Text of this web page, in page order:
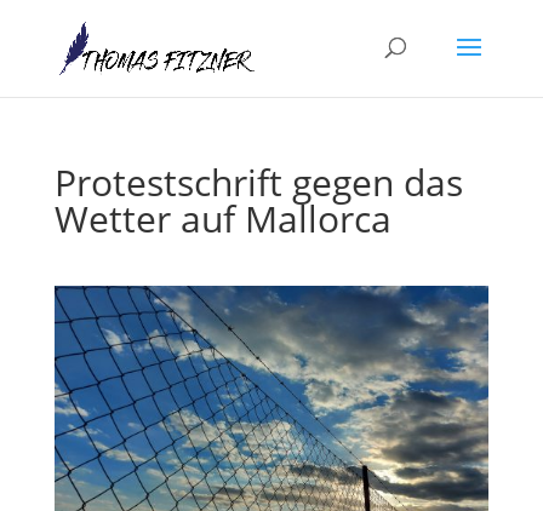
Protestschrift gegen das
Wetter auf Mallorca